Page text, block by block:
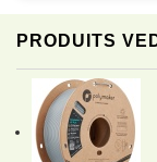
PRODUITS